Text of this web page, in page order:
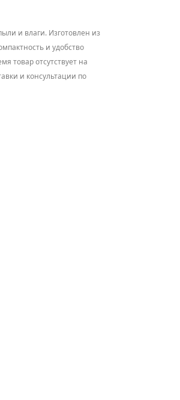
и влаги. Изготовлен из
и удобство
товар отсутствует на
и консультации по